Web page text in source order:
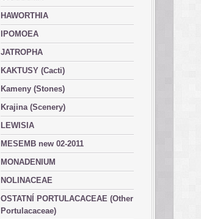
HAWORTHIA
IPOMOEA
JATROPHA
KAKTUSY (Cacti)
Kameny (Stones)
Krajina (Scenery)
LEWISIA
MESEMB new 02-2011
MONADENIUM
NOLINACEAE
OSTATNÍ PORTULACACEAE (Other
Portulacaceae)